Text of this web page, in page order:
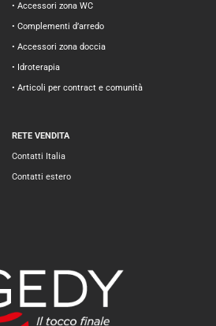
• Accessori zona WC
• Complementi d’arredo
• Accessori zona doccia
• Idroterapia
• Articoli per contract e comunità
RETE VENDITA
Contatti Italia
Contatti estero